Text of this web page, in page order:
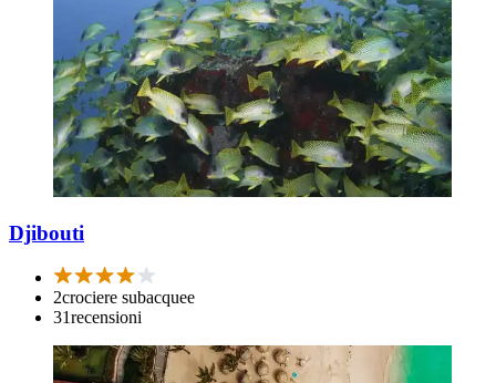
Djibouti
2crociere subacquee
31recensioni